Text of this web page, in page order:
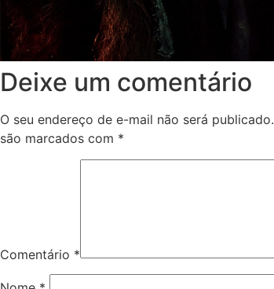
Deixe um comentário
O seu endereço de e-mail não será publicado.
são marcados com *
Comentário *